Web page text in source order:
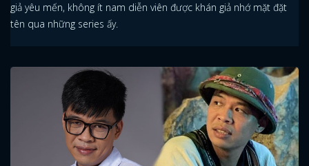
giả yêu mến, không ít nam diễn viên được khán giả nhớ mặt đặt
tên qua những series ấy.